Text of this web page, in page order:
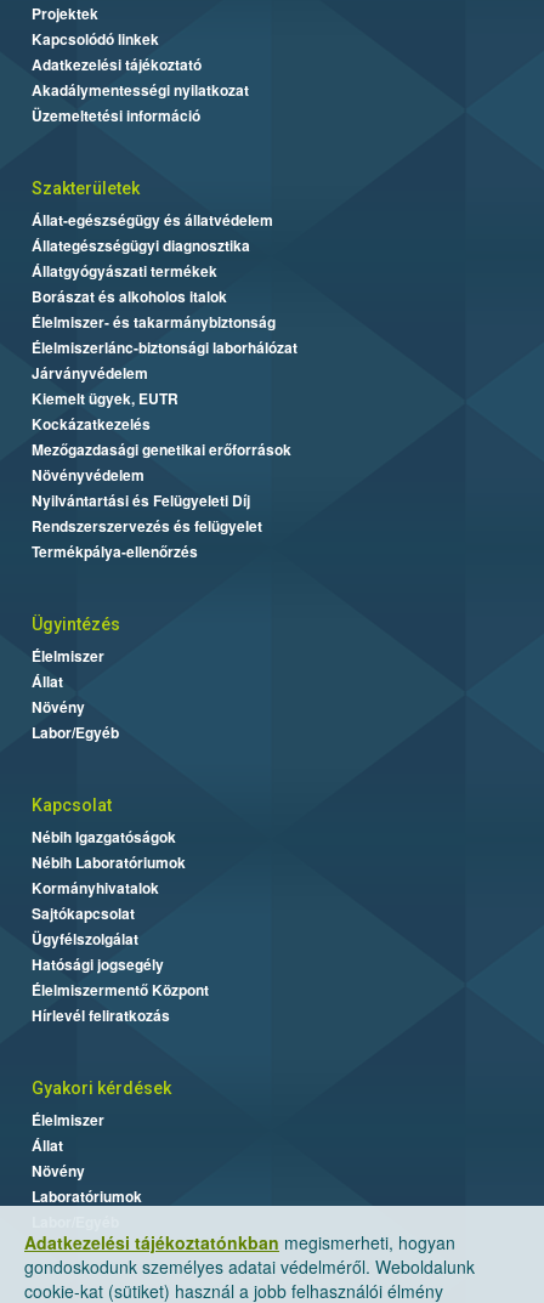
Adatkezelési tájékoztatónkban megismerheti, hogyan
gondoskodunk személyes adatai védelméről. Weboldalunk
cookie-kat (sütiket) használ a jobb felhasználói élmény
Projektek
Kapcsolódó linkek
Adatkezelési tájékoztató
Akadálymentességi nyilatkozat
Üzemeltetési információ
Szakterületek
Állat-egészségügy és állatvédelem
Állategészségügyi diagnosztika
Állatgyógyászati termékek
Borászat és alkoholos italok
Élelmiszer- és takarmánybiztonság
Élelmiszerlánc-biztonsági laborhálózat
Járványvédelem
Kiemelt ügyek, EUTR
Kockázatkezelés
Mezőgazdasági genetikai erőforrások
Növényvédelem
Nyilvántartási és Felügyeleti Díj
Rendszerszervezés és felügyelet
Termékpálya-ellenőrzés
Ügyintézés
Élelmiszer
Állat
Növény
Labor/Egyéb
Kapcsolat
Nébih Igazgatóságok
Nébih Laboratóriumok
Kormányhivatalok
Sajtókapcsolat
Ügyfélszolgálat
Hatósági jogsegély
Élelmiszermentő Központ
Hírlevél feliratkozás
Gyakori kérdések
Élelmiszer
Állat
Növény
Laboratóriumok